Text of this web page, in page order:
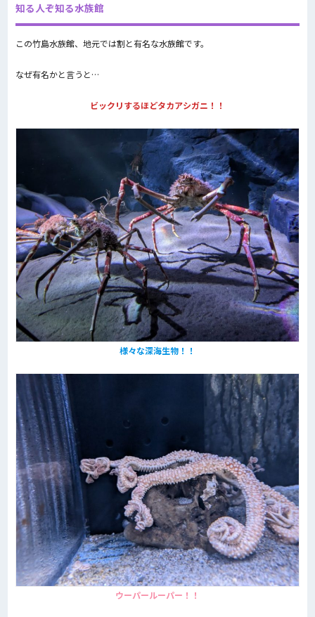
知る人ぞ知る水族館
この竹島水族館、地元では割と有名な水族館です。
なぜ有名かと言うと…
ビックリするほどタカアシガニ！！
様々な深海生物！！
ウーパールーパー！！